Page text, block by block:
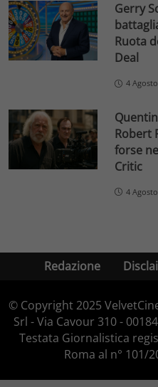
Gerry
Ruota
Deal
4
Robert
forse
Critic
4
Redazione
© Copyright 2025
Srl - Via Cavour 310 -
Testata Giornalistica
Roma al n° 101/